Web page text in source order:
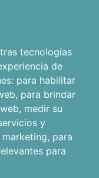
tecnologías
de
para habilitar
, para brindar
, medir su
y
, para
para